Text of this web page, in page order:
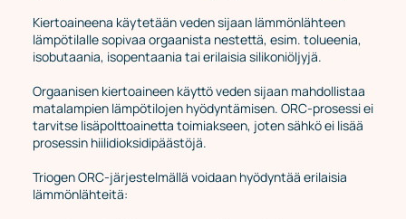
Kiertoaineena käytetään veden sijaan lämmönlähteen
lämpötilalle sopivaa orgaanista nestettä, esim. tolueenia,
isobutaania, isopentaania tai erilaisia silikoniöljyjä.
Orgaanisen kiertoaineen käyttö veden sijaan mahdollistaa
matalampien lämpötilojen hyödyntämisen. ORC-prosessi ei
tarvitse lisäpolttoainetta toimiakseen, joten sähkö ei lisää
prosessin hiilidioksidipäästöjä.
Triogen ORC-järjestelmällä voidaan hyödyntää erilaisia
lämmönlähteitä: